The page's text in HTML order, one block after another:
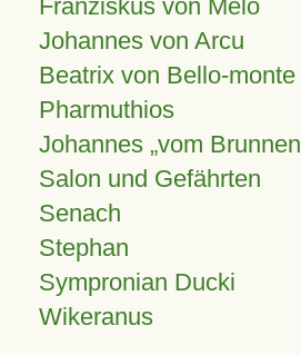
Franziskus von Melo
Johannes von Arcu
Beatrix von Bello-monte
Pharmuthios
Johannes vom Brunnen
Salon und Gefährten
Senach
Stephan
Sympronian Ducki
Wikeranus